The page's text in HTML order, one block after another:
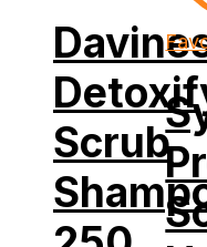
Scrub